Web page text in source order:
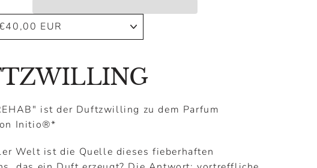
ist der Duftzwilling zu dem Parfum
Initio®*
Welt ist die Quelle dieses fieberhaften